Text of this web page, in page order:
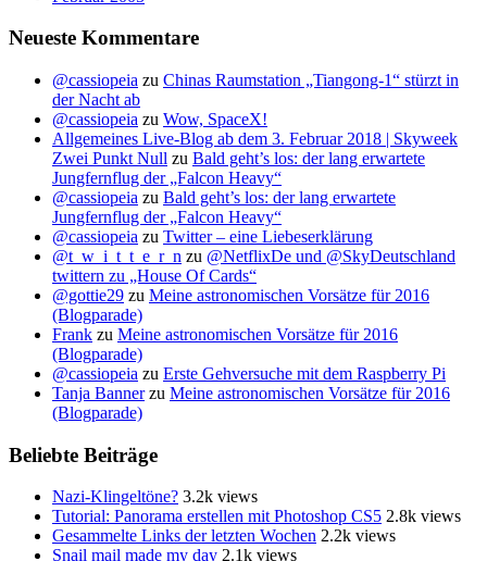
Neueste Kommentare
@cassiopeia zu Chinas Raumstation „Tiangong-1“ stürzt in
der Nacht ab
@cassiopeia zu Wow, SpaceX!
Allgemeines Live-Blog ab dem 3. Februar 2018 | Skyweek
Zwei Punkt Null zu Bald geht’s los: der lang erwartete
Jungfernflug der „Falcon Heavy“
@cassiopeia zu Bald geht’s los: der lang erwartete
Jungfernflug der „Falcon Heavy“
@cassiopeia zu Twitter – eine Liebeserklärung
@t_w_i_t_t_e_r_n zu @NetflixDe und @SkyDeutschland
twittern zu „House Of Cards“
@gottie29 zu Meine astronomischen Vorsätze für 2016
(Blogparade)
Frank zu Meine astronomischen Vorsätze für 2016
(Blogparade)
@cassiopeia zu Erste Gehversuche mit dem Raspberry Pi
Tanja Bannerzu Meine astronomischen Vorsätze für 2016
(Blogparade)
Beliebte Beiträge
Nazi-Klingeltöne? 3.2k views
Tutorial: Panorama erstellen mit Photoshop CS5 2.8k views
Gesammelte Links der letzten Wochen 2.2k views
Snail mail made my day 2.1k views